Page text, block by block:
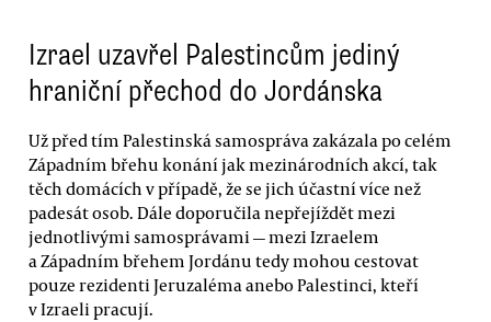
Izrael uzavřel Palestincům jediný
hraniční přechod do Jordánska
Už před tím Palestinská samospráva zakázala po celém
Západním břehu konání jak mezinárodních akcí, tak
těch domácích v případě, že se jich účastní více než
padesát osob. Dále doporučila nepřejíždět mezi
jednotlivými samosprávami — mezi Izraelem
a Západním břehem Jordánu tedy mohou cestovat
pouze rezidenti Jeruzaléma anebo Palestinci, kteří
v Izraeli pracují.